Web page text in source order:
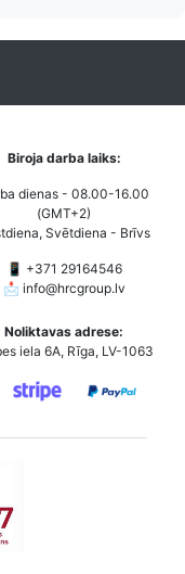
Biroja darba laiks:
dienas - 08.00-16.00
(GMT+2)
Svētdiena - Brīvs
📱 +371 29164546
📩 info@hrcgroup.lv
Noliktavas adrese:
iela 6A, Rīga, LV-1063